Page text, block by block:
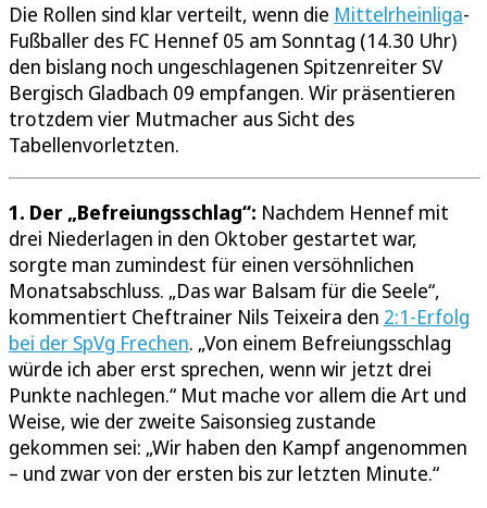
Die Rollen sind klar verteilt, wenn die Mittelrheinliga-
Fußballer des FC Hennef 05 am Sonntag (14.30 Uhr)
den bislang noch ungeschlagenen Spitzenreiter SV
Bergisch Gladbach 09 empfangen. Wir präsentieren
trotzdem vier Mutmacher aus Sicht des
Tabellenvorletzten.
1. Der „Befreiungsschlag“: Nachdem Hennef mit
drei Niederlagen in den Oktober gestartet war,
sorgte man zumindest für einen versöhnlichen
Monatsabschluss. „Das war Balsam für die Seele“,
kommentiert Cheftrainer Nils Teixeira den 2:1-Erfolg
bei der SpVg Frechen. „Von einem Befreiungsschlag
würde ich aber erst sprechen, wenn wir jetzt drei
Punkte nachlegen.“ Mut mache vor allem die Art und
Weise, wie der zweite Saisonsieg zustande
gekommen sei: „Wir haben den Kampf angenommen
– und zwar von der ersten bis zur letzten Minute.“